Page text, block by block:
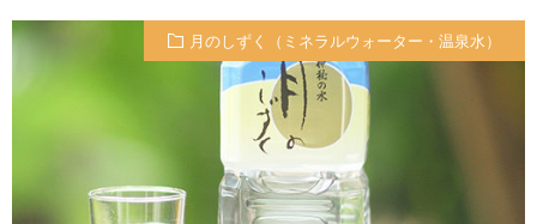
月のしずく（ミネラルウォーター・温泉水）